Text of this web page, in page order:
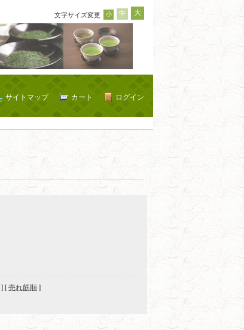
文字サイズ変更 小 中 大
ログイン
カート
サイトマップ
] [売れ筋順 ]